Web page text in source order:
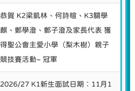
恭賀 K2梁凱林、何詩暄、K3關學
麒、鄭學澄、鄭子澄及家長代表 獲
得聖公會主愛小學（梨木樹）親子
競技賽活動~ 冠軍
2026/27 K1新生面試日期︰11月1